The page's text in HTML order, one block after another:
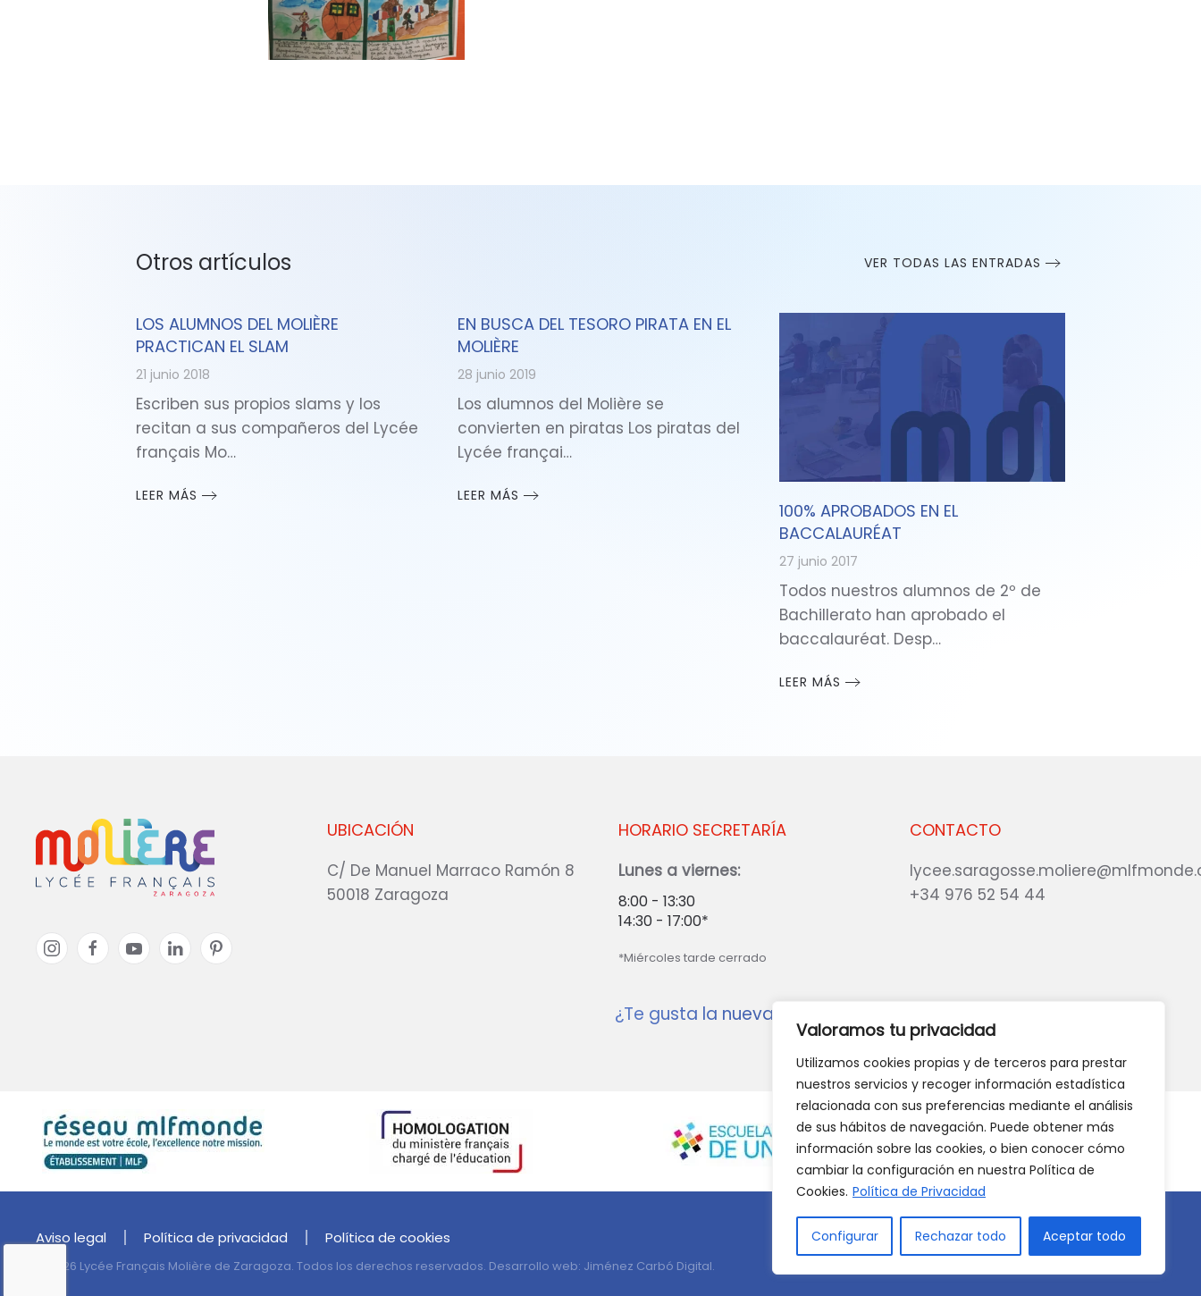
Valoramos tu privacidad
Utilizamos cookies propias y de terceros para prestar
nuestros servicios y recoger información estadística
relacionada con sus preferencias mediante el análisis
de sus hábitos de navegación. Puede obtener más
información sobre las cookies, o bien conocer cómo
cambiar la configuración en nuestra Política de
Cookies. Política de Privacidad
Configurar Rechazar todo Aceptar todo
Otros artículos VER TODAS LAS ENTRADAS
LOS ALUMNOS DEL MOLIÈRE
PRACTICAN EL SLAM
21 junio 2018
Escriben sus propios slams y los
recitan a sus compañeros del Lycée
français Mo…
LEER MÁS
EN BUSCA DEL TESORO PIRATA EN EL
MOLIÈRE
28 junio 2019
Los alumnos del Molière se
convierten en piratas Los piratas del
Lycée françai…
LEER MÁS
100% APROBADOS EN EL
BACCALAURÉAT
27 junio 2017
Todos nuestros alumnos de 2º de
Bachillerato han aprobado el
baccalauréat. Desp…
LEER MÁS
UBICACIÓN
C/ De Manuel Marraco Ramón 8
50018 Zaragoza
CONTACTO
+34 976 52 54 44
HORARIO SECRETARÍA
Lunes a viernes:
8:00 - 13:30
14:30 - 17:00*
*Miércoles tarde cerrado
¿Te gusta la nueva web?
Aviso legal Política de privacidad Política de cookies
2026 Lycée Français Molière de Zaragoza. Todos los derechos reservados. Desarrollo web: Jiménez Carbó Digital.